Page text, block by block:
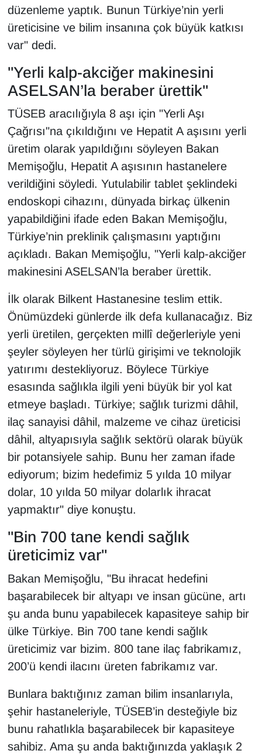
düzenleme yaptık. Bunun Türkiye’nin yerli
üreticisine ve bilim insanına çok büyük katkısı
var" dedi.
"Yerli kalp-akciğer makinesini
ASELSAN’la beraber ürettik"
TÜSEB aracılığıyla 8 aşı için "Yerli Aşı
Çağrısı"na çıkıldığını ve Hepatit A aşısını yerli
üretim olarak yapıldığını söyleyen Bakan
Memişoğlu, Hepatit A aşısının hastanelere
verildiğini söyledi. Yutulabilir tablet şeklindeki
endoskopi cihazını, dünyada birkaç ülkenin
yapabildiğini ifade eden Bakan Memişoğlu,
Türkiye’nin preklinik çalışmasını yaptığını
açıkladı. Bakan Memişoğlu, "Yerli kalp-akciğer
makinesini ASELSAN’la beraber ürettik.
İlk olarak Bilkent Hastanesine teslim ettik.
Önümüzdeki günlerde ilk defa kullanacağız. Biz
yerli üretilen, gerçekten millî değerleriyle yeni
şeyler söyleyen her türlü girişimi ve teknolojik
yatırımı destekliyoruz. Böylece Türkiye
esasında sağlıkla ilgili yeni büyük bir yol kat
etmeye başladı. Türkiye; sağlık turizmi dâhil,
ilaç sanayisi dâhil, malzeme ve cihaz üreticisi
dâhil, altyapısıyla sağlık sektörü olarak büyük
bir potansiyele sahip. Bunu her zaman ifade
ediyorum; bizim hedefimiz 5 yılda 10 milyar
dolar, 10 yılda 50 milyar dolarlık ihracat
yapmaktır" diye konuştu.
"Bin 700 tane kendi sağlık
üreticimiz var"
Bakan Memişoğlu, "Bu ihracat hedefini
başarabilecek bir altyapı ve insan gücüne, artı
şu anda bunu yapabilecek kapasiteye sahip bir
ülke Türkiye. Bin 700 tane kendi sağlık
üreticimiz var bizim. 800 tane ilaç fabrikamız,
200’ü kendi ilacını üreten fabrikamız var.
Bunlara baktığınız zaman bilim insanlarıyla,
şehir hastaneleriyle, TÜSEB’in desteğiyle biz
bunu rahatlıkla başarabilecek bir kapasiteye
sahibiz. Ama şu anda baktığınızda yaklaşık 2